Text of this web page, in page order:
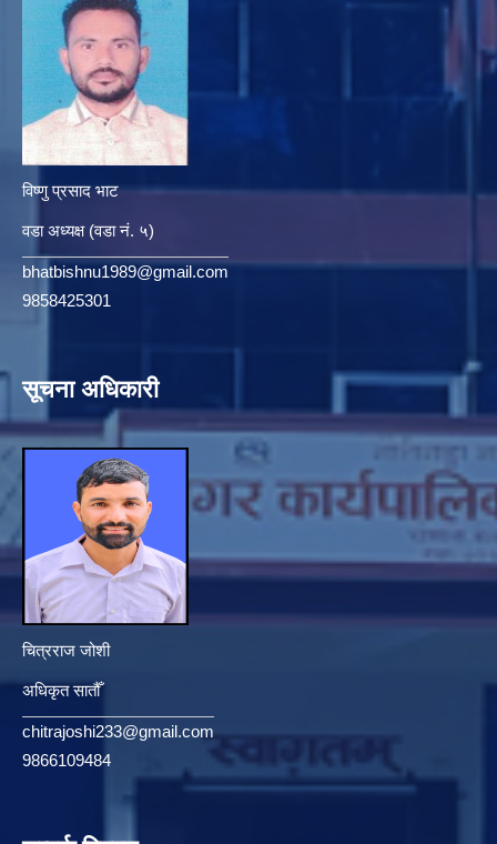
विष्णु प्रसाद भाट
वडा अध्यक्ष (वडा नं. ५)
bhatbishnu1989@gmail.com
9858425301
सूचना अधिकारी
चित्रराज जोशी
अधिकृत सातौँ
chitrajoshi233@gmail.com
9866109484